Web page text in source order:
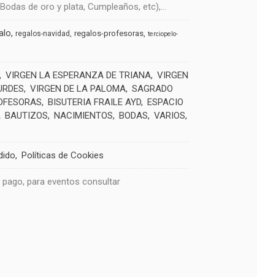
de oro y plata, Cumpleaños, etc),...
regalos-navidad regalos-profesoras terciopelo-
VIRGEN LA ESPERANZA DE TRIANA VIRGEN
VIRGEN DE LA PALOMA SAGRADO
BISUTERIA FRAILE AYD ESPACIO
BAUTIZOS NACIMIENTOS BODAS
VARIOS
Políticas de Cookies
para eventos consultar